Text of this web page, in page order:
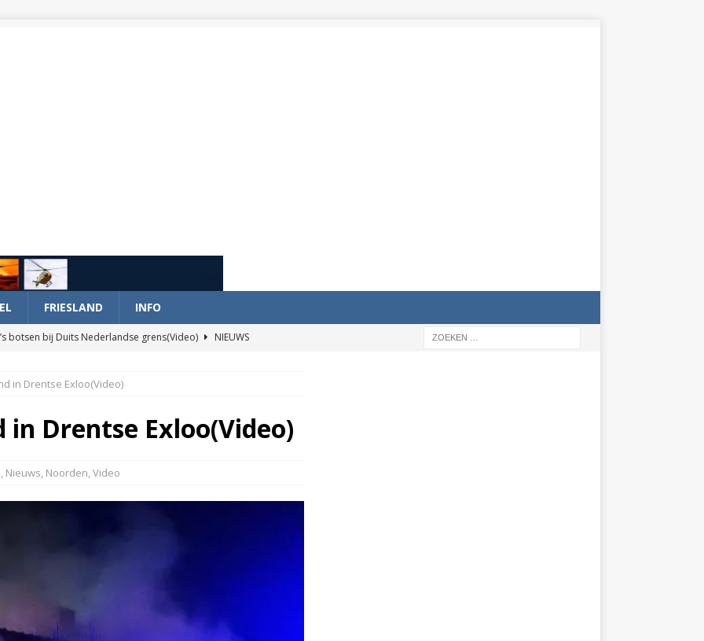
FRIESLAND INFO
botsen bij Duits Nederlandse grens(Video)
NIEUWS
en wagen met stro in de brand in Oosterhesselen(Video)
aangevaren op Schildmeer Steendam(Video)
in Drentse Exloo(Video)
Drentse Exloo(Video)
, Nieuws, Noorden,Video